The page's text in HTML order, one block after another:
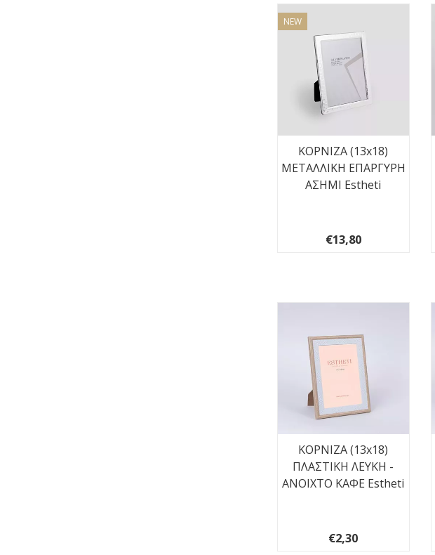
NEW
ΚΟΡΝΙΖΑ (13x18)
ΜΕΤΑΛΛΙΚΗ ΕΠΑΡΓΥΡΗ
ΑΣΗΜΙ Estheti
€13,80
ΚΟΡΝΙΖΑ (13x18)
ΠΛΑΣΤΙΚΗ ΛΕΥΚΗ -
ΑΝΟΙΧΤΟ ΚΑΦΕ Estheti
€2,30